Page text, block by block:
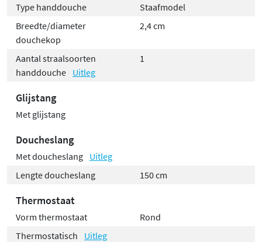
Type handdouche
Staafmodel
Breedte/diameter
douchekop
2,4 cm
Aantal straalsoorten
handdouche Uitleg
1
Glijstang
Met glijstang
Doucheslang
Met doucheslang Uitleg
Lengte doucheslang
150 cm
Thermostaat
Vorm thermostaat
Rond
Thermostatisch
Uitleg